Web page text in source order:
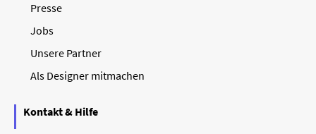
Presse
Jobs
Unsere Partner
Als Designer mitmachen
Kontakt & Hilfe